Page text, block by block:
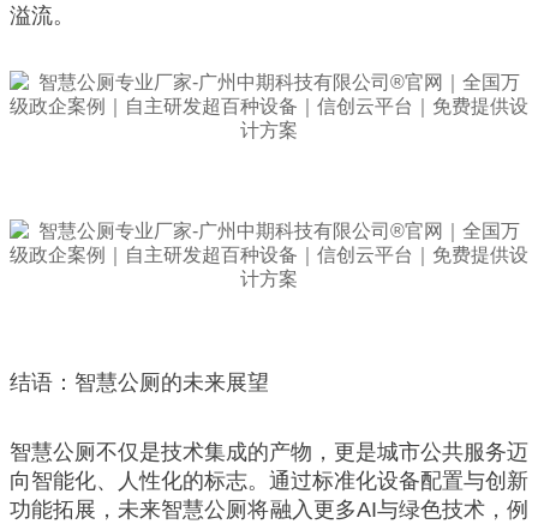
溢流。
结语：智慧公厕的未来展望
智慧公厕不仅是技术集成的产物，更是城市公共服务迈
向智能化、人性化的标志。通过标准化设备配置与创新
功能拓展，未来智慧公厕将融入更多AI与绿色技术，例